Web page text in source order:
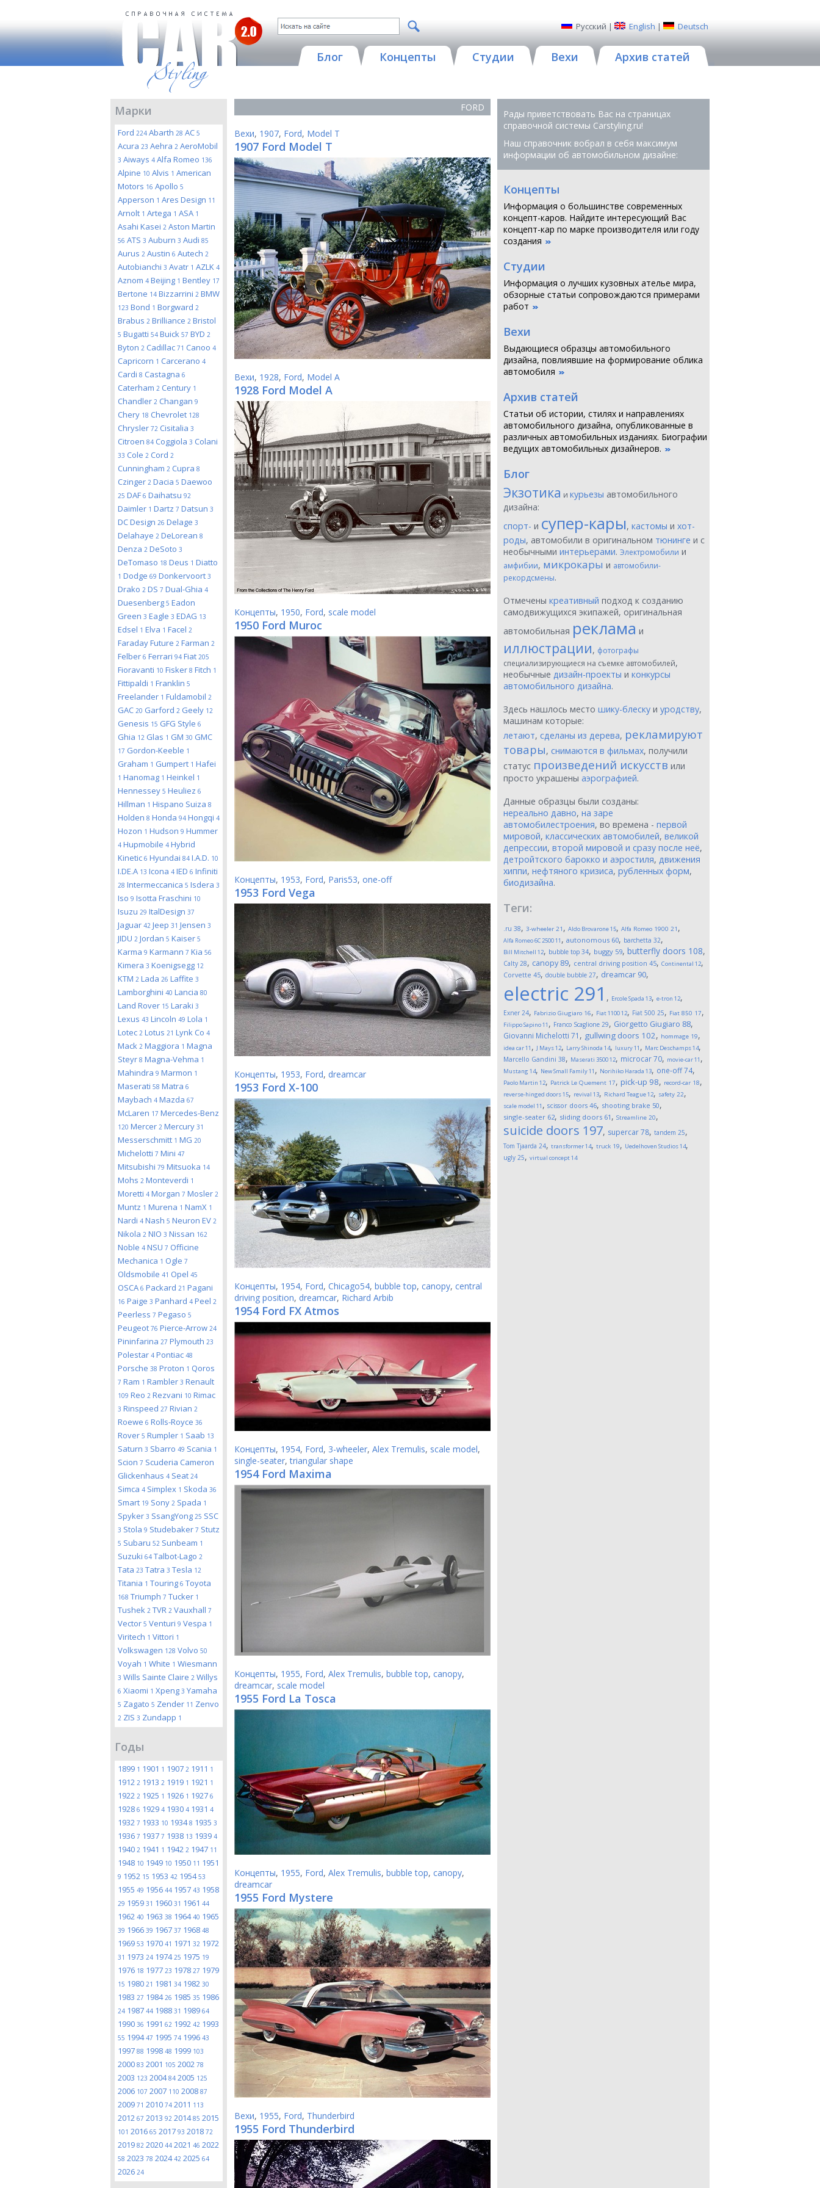
Русский | English | Deutsch
Блог Концепты Студии Вехи Архив статей
Марки
Ford 224 Abarth 28 AC 5
Acura 23 Aehra 2 AeroMobil
3 Aiways 4 Alfa Romeo 136
Alpine 10 Alvis 1 American
Motors 16 Apollo 5
Apperson 1 Ares Design 11
Arnolt 1 Artega 1 ASA 1
Asahi Kasei 2 Aston Martin
56 ATS 3 Auburn 3 Audi 85
Aurus 2 Austin 6 Autech 2
Autobianchi 3 Avatr 1 AZLK 4
Aznom 4 Beijing 1 Bentley 17
Bertone 14 Bizzarrini 2 BMW
123 Bond 1 Borgward 2
Brabus 2 Brilliance 2 Bristol
5 Bugatti 54 Buick 57 BYD 2
Byton 2 Cadillac 71 Canoo 4
Capricorn 1 Carcerano 4
Cardi 8 Castagna 6
Caterham 2 Century 1
Chandler 2 Changan 9
Chery 18 Chevrolet 128
Chrysler 72 Cisitalia 3
Citroen 84 Coggiola 3 Colani
33 Cole 2 Cord 2
Cunningham 2 Cupra 8
Czinger 2 Dacia 5 Daewoo
25 DAF 6 Daihatsu 92
Daimler 1 Dartz 7 Datsun 3
DC Design 26 Delage 3
Delahaye 2 DeLorean 8
Denza 2 DeSoto 3
DeTomaso 18 Deus 1 Diatto
1 Dodge 69 Donkervoort 3
Drako 2 DS 7 Dual-Ghia 4
Duesenberg 5 Eadon
Green 3 Eagle 3 EDAG 13
Edsel 1 Elva 1 Facel 2
Faraday Future 2 Farman 2
Felber 6 Ferrari 94 Fiat 205
Fioravanti 10 Fisker 8 Fitch 1
Fittipaldi 1 Franklin 5
Freelander 1 Fuldamobil 2
GAC 20 Garford 2 Geely 12
Genesis 15 GFG Style 6
Ghia 12 Glas 1 GM 30 GMC
17 Gordon-Keeble 1
Graham 1 Gumpert 1 Hafei
1 Hanomag 1 Heinkel 1
Hennessey 5 Heuliez 6
Hillman 1 Hispano Suiza 8
Holden 8 Honda 94 Hongqi 4
Hozon 1 Hudson 9 Hummer
4 Hupmobile 4 Hybrid
Kinetic 6 Hyundai 84 I.A.D. 10
I.DE.A 13 Icona 4 IED 6 Infiniti
28 Intermeccanica 5 Isdera 3
Iso 9 Isotta Fraschini 10
Isuzu 29 ItalDesign 37
Jaguar 42 Jeep 31 Jensen 3
JIDU 2 Jordan 5 Kaiser 5
Karma 9 Karmann 7 Kia 56
Kimera 3 Koenigsegg 12
KTM 2 Lada 26 Laffite 3
Lamborghini 40 Lancia 80
Land Rover 15 Laraki 3
Lexus 43 Lincoln 49 Lola 1
Lotec 2 Lotus 21 Lynk Co 4
Mack 2 Maggiora 1 Magna
Steyr 8 Magna-Vehma 1
Mahindra 9 Marmon 1
Maserati 58 Matra 6
Maybach 4 Mazda 67
McLaren 17 Mercedes-Benz
120 Mercer 2 Mercury 31
Messerschmitt 1 MG 20
Michelotti 7 Mini 47
Mitsubishi 79 Mitsuoka 14
Mohs 2 Monteverdi 1
Moretti 4 Morgan 7 Mosler 2
Muntz 1 Murena 1 NamX 1
Nardi 4 Nash 5 Neuron EV 2
Nikola 2 NIO 3 Nissan 162
Noble 4 NSU 7 Officine
Mechanica 1 Ogle 7
Oldsmobile 41 Opel 45
OSCA 6 Packard 21 Pagani
16 Paige 3 Panhard 4 Peel 2
Peerless 7 Pegaso 5
Peugeot 76 Pierce-Arrow 24
Pininfarina 27 Plymouth 23
Polestar 4 Pontiac 48
Porsche 38 Proton 1 Qoros
7 Ram 1 Rambler 3 Renault
109 Reo 2 Rezvani 10 Rimac
3 Rinspeed 27 Rivian 2
Roewe 6 Rolls-Royce 36
Rover 5 Rumpler 1 Saab 13
Saturn 3 Sbarro 49 Scania 1
Scion 7 Scuderia Cameron
Glickenhaus 4 Seat 24
Simca 4 Simplex 1 Skoda 36
Smart 19 Sony 2 Spada 1
Spyker 3 SsangYong 25 SSC
3 Stola 9 Studebaker 7 Stutz
5 Subaru 52 Sunbeam 1
Suzuki 64 Talbot-Lago 2
Tata 23 Tatra 3 Tesla 12
Titania 1 Touring 6 Toyota
168 Triumph 7 Tucker 1
Tushek 2 TVR 2 Vauxhall 7
Vector 5 Venturi 9 Vespa 1
Viritech 1 Vittori 1
Volkswagen 128 Volvo 50
Voyah 1 White 1 Wiesmann
3 Wills Sainte Claire 2 Willys
6 Xiaomi 1 Xpeng 3 Yamaha
5 Zagato 5 Zender 11 Zenvo
2 ZIS 3 Zundapp 1
Годы
1899 1 1901 1 1907 2 1911 1
1912 2 1913 2 1919 1 1921 1
1922 2 1925 1 1926 1 1927 6
1928 6 1929 4 1930 4 1931 4
1932 7 1933 10 19348 1935 3
1936 7 1937 7 1938 13 1939 4
1940 2 1941 1 1942 2 1947 11
1948 10 1949 10 1950 11 1951
9 1952 15 1953 42 195453
1955 49 1956 44 1957 43 1958
29 1959 31 1960 31 1961 44
1962 40 1963 38 196440 1965
39 1966 39 1967 37 1968 48
1969 53 1970 41 1971 32 1972
31 1973 24 197425 1975 19
1976 18 1977 23 1978 27 1979
15 1980 21 1981 34 1982 30
1983 27 198426 1985 35 1986
24 1987 44 1988 31 1989 64
1990 36 1991 62 1992 42 1993
55 199447 1995 74 1996 43
1997 88 1998 48 1999 103
2000 83 2001 105 2002 78
2003 123 200484 2005 125
2006 107 2007 110 2008 87
2009 71 2010 74 2011 113
2012 67 2013 92 201485 2015
101 2016 65 2017 93 2018 72
2019 82 2020 44 2021 46 2022
58 2023 78 202442 2025 64
2026 24
FORD
Вехи, 1907, Ford, Model T
1907 Ford Model T
Вехи, 1928, Ford, Model A
1928 Ford Model A
Концепты, 1950, Ford, scale model
1950 Ford Muroc
Концепты, 1953, Ford, Paris53, one-off
1953 Ford Vega
Концепты, 1953, Ford, dreamcar
1953 Ford X-100
Концепты, 1954, Ford, Chicago54, bubble top, canopy, central
driving position, dreamcar, Richard Arbib
1954 Ford FX Atmos
Концепты, 1954, Ford, 3-wheeler, Alex Tremulis, scale model,
single-seater,triangular shape
1954 Ford Maxima
Концепты, 1955, Ford, Alex Tremulis, bubble top, canopy,
dreamcar, scale model
1955 Ford La Tosca
Концепты, 1955, Ford, Alex Tremulis, bubble top, canopy,
dreamcar
1955 Ford Mystere
Вехи, 1955, Ford, Thunderbird
1955 Ford Thunderbird
Рады приветствовать Вас на страницах
справочной системы Сarstyling.ru!
Наш справочник вобрал в себя максимум
информации об автомобильном дизайне:
Концепты
Информация о большинстве современных
концепт-каров. Найдите интересующий Вас
концепт-кар по марке производителя или году
создания
Студии
Информация о лучших кузовных ателье мира,
обзорные статьи сопровождаются примерами
работ
Вехи
Выдающиеся образцы автомобильного
дизайна, повлиявшие на формирование облика
автомобиля
Архив статей
Статьи об истории, стилях и направлениях
автомобильного дизайна, опубликованные в
различных автомобильных изданиях. Биографии
ведущих автомобильных дизайнеров.
Блог
Экзотика и курьезы автомобильного
дизайна:
спорт- и супер-кары, кастомы и хот-
роды, автомобили в оригинальном тюнинге и с
необычными интерьерами. Электромобили и
амфибии, микрокары и автомобили-
рекордсмены.
Отмечены креативный подход к созданию
самодвижущихся экипажей, оригинальная
автомобильная реклама и
иллюстрации, фотографы
специализирующиеся на съемке автомобилей,
необычные дизайн-проекты и конкурсы
автомобильного дизайна.
Здесь нашлось место шику-блеску и уродству,
машинам которые:
летают, сделаны из дерева, рекламируют
товары, снимаются в фильмах, получили
статус произведений искусств или
просто украшены аэрографией.
Данные образцы были созданы:
нереально давно, на заре
автомобилестроения, во времена - первой
мировой, классических автомобилей, великой
депрессии, второй мировой и сразу после неё,
детройтского барокко и аэростиля, движения
хиппи, нефтяного кризиса, рубленных форм,
биодизайна.
Теги:
.ru 38, 3-wheeler 21 , Aldo Brovarone15, Alfa Romeo 1900 21 ,
Alfa Romeo 6C 250011 , autonomous 60, barchetta 32,
Bill Mitchell 12, bubble top 34, buggy 59, butterfly doors 108,
Calty 28, canopy 89, central driving position 45, Continental 12,
Corvette 45, double bubble 27, dreamcar 90,
electric 291 , Ercole Spada 13, e-tron 12,
Exner 24, Fabrizio Giugiaro 16, Fiat 110012, Fiat 500 25, Fiat 850 17,
Filippo Sapino11 , Franco Scaglione 29, Giorgetto Giugiaro 88,
Giovanni Michelotti 71 , gullwing doors 102, hommage 19,
idea car11 , J Mays12, Larry Shinoda 14, luxury11 , Marc Deschamps14,
Marcello Gandini 38, Maserati 350012, microcar70, movie-car11 ,
Mustang 14, New Small Family11 , Norihiko Harada 13, one-off74,
Paolo Martin 12, Patrick Le Quement 17, pick-up 98, record-car 18,
reverse-hinged doors15, revival 13, Richard Teague12, safety 22,
scale model 11 , scissor doors 46, shooting brake 50,
single-seater 62, sliding doors 61 , Streamline 20,
suicide doors 197, supercar78, tandem 25,
Tom Tjaarda 24, transformer14, truck 19, Uedelhoven Studios14,
ugly 25, virtual concept14